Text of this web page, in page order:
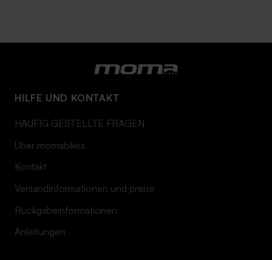
HILFE UND KONTAKT
HÄUFIG GESTELLTE FRAGEN
Über momabikes
Kontakt
Versandinformationen und preise
Rückgabeinformationen
Anleitungen